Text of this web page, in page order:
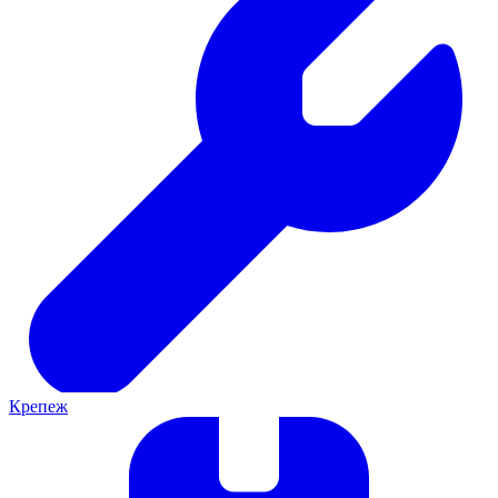
Крепеж